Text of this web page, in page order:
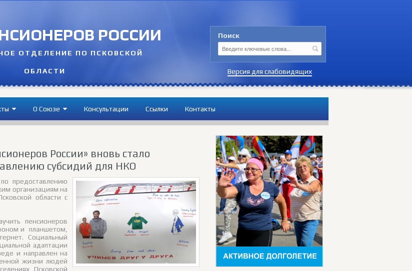
РОССИИ
ОТДЕЛЕНИЕ ПО ПСКОВСКОЙ
ОБЛАСТИ
Поиск
Версия для слабовидящих
О Cоюзе Консультации Ссылки Контакты
России» вновь стало
субсидий для НКО
предоставлению
организациям на
области с
пенсионеров
и планшетом,
Социальный
адаптации
и направлен на
жизни людей
Псковской